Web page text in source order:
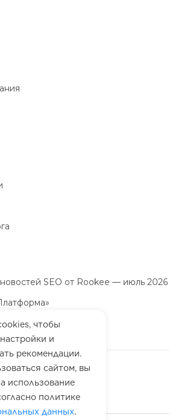
чтобы
и
рекомендации.
сайтом, вы
использование
политике
данных.
SEO от Rookee — июль 2026